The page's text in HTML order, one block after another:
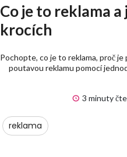
Co je to reklama
krocích
Pochopte, co je to reklama, proč
poutavou reklamu pomocí
3 minuty
reklama